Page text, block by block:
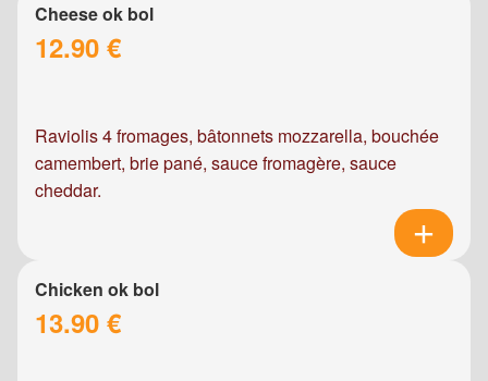
Cheese ok bol
12.90 €
Raviolis 4 fromages, bâtonnets mozzarella, bouchée
camembert, brie pané, sauce fromagère, sauce
cheddar.
Chicken ok bol
13.90 €